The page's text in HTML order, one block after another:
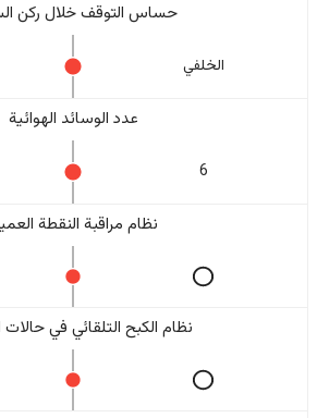
حساس التوقف خلال ركن
الخلفي
عدد الوسائد الهوائية
6
نظام مراقبة النقطة
نظام الكبح التلقائي في حالات